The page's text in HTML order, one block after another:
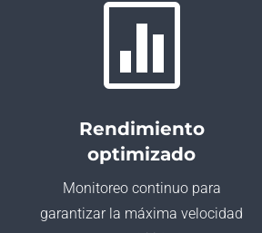

Rendimiento
optimizado
Monitoreo continuo para
garantizar la máxima velocidad